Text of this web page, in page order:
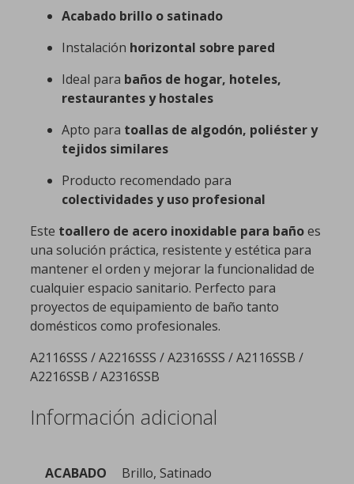
Acabado brillo o satinado
Instalación horizontal sobre pared
Ideal para baños de hogar, hoteles,
restaurantes y hostales
Apto para toallas de algodón, poliéster y
tejidos similares
Producto recomendado para
colectividades y uso profesional
Este toallero de acero inoxidable para bañoes
una solución práctica, resistente y estética para
mantener el orden y mejorar la funcionalidad de
cualquier espacio sanitario. Perfecto para
proyectos de equipamiento de baño tanto
domésticos como profesionales.
A2116SSS / A2216SSS / A2316SSS / A2116SSB /
A2216SSB / A2316SSB
Información adicional
ACABADO Brillo, Satinado